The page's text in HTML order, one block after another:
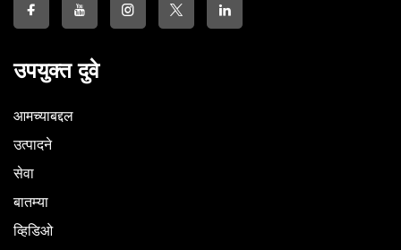
उपयुक्त दुवे
आमच्याबद्दल
उत्पादने
सेवा
बातम्या
व्हिडिओ